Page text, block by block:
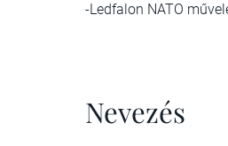
-Ledfalon NATO
Nevezés